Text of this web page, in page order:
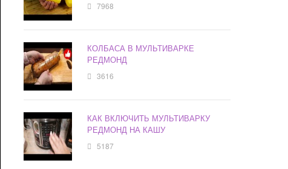
7968
КОЛБАСА В МУЛЬТИВАРКЕ
РЕДМОНД
3616
КАК ВКЛЮЧИТЬ МУЛЬТИВАРКУ
РЕДМОНД НА КАШУ
5187